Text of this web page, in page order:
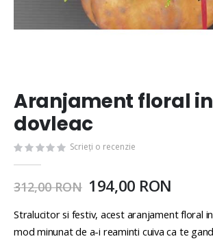
Aranjament floral in
dovleac
Scrieți o recenzie
312,00 RON 194,00 RON
Stralucitor si festiv, acest aranjament floral
mod minunat de a-i reaminti cuiva ca te